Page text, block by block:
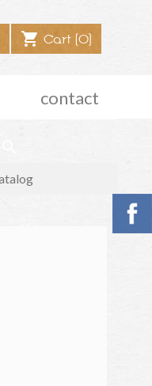
shopping_cart Cart (0)
contact